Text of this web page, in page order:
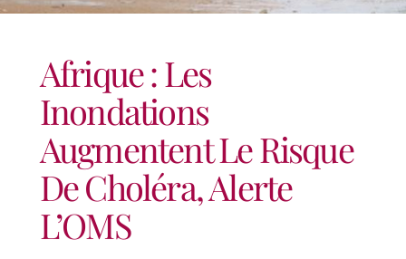
Afrique : Les
Inondations
Augmentent Le Risque
De Choléra, Alerte
L’OMS